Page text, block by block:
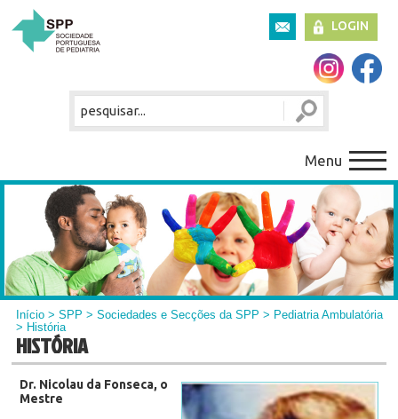
LOGIN
Menu
Início >SPP >Sociedades e Secções da SPP > Pediatria Ambulatória
> História
HISTÓRIA
Dr. Nicolau da Fonseca, o
Mestre